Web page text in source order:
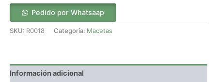
Pedido por Whatsaap
SKU: R0018 Categoría: Macetas
Información adicional